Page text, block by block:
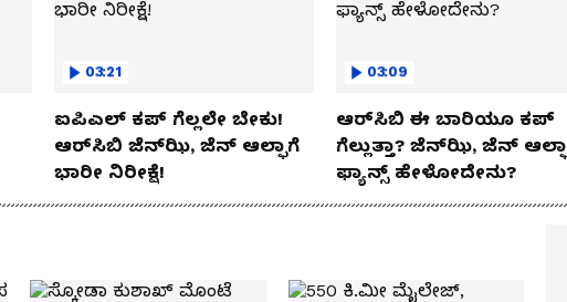
03:21
ಐಪಿಎಲ್ ಕಪ್‌ ಗೆಲ್ಲಲೇ ಬೇಕು!
ಆರ್‌ಸಿಬಿ ಜೆನ್‌ಝಿ, ಜೆನ್‌ ಆಲ್ಫಾಗೆ
ಭಾರೀ ನಿರೀಕ್ಷೆ!
03:09
ಆರ್‌ಸಿಬಿ ಈ ಬಾರಿಯೂ ಕಪ್‌
ಗೆಲ್ಲುತ್ತಾ? ಜೆನ್‌ಝಿ, ಜೆನ್‌ ಆಲ್ಫಾ
ಫ್ಯಾನ್ಸ್ ಹೇಳೋದೇನು?